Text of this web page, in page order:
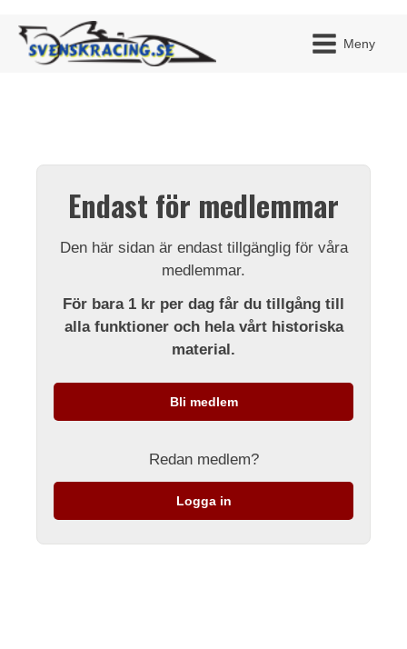
Meny
Endast för medlemmar
Den här sidan är endast tillgänglig för våra
medlemmar.
För bara 1 kr per dag får du tillgång till
alla funktioner och hela vårt historiska
material.
Bli medlem
Redan medlem?
Logga in